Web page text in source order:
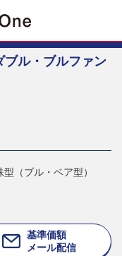
ル・ブルファン
（ブル・ベア型）
基準価額
メール配信